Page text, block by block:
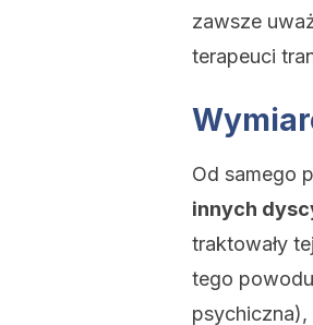
zawsze
terapeuci
Od samego
innych
traktowały
tego